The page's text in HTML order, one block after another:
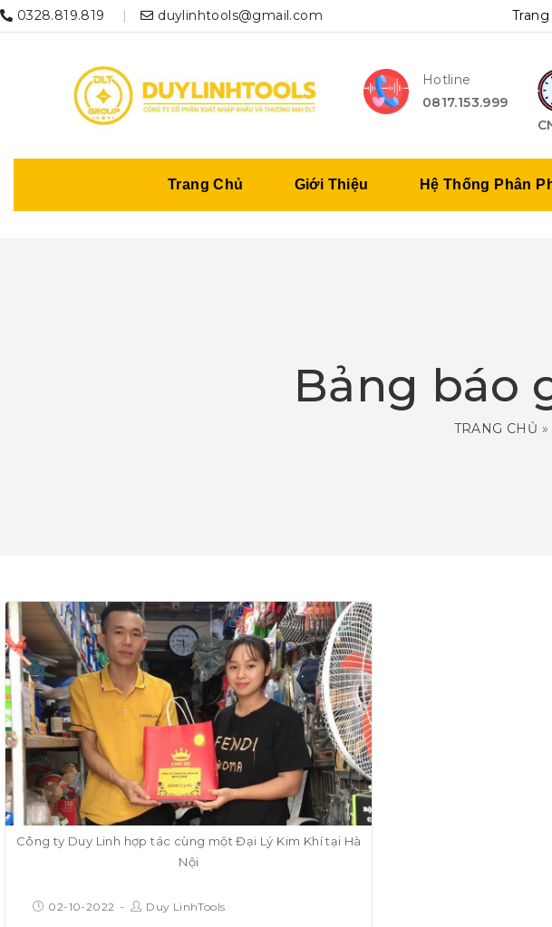
0328.819.819 duylinhtools@gmail.com
Hotline
0817.153.999
Trang Chủ Giới Thiệu Hệ Thống Phân
Bảng báo
TRANG CHỦ »
Công ty Duy Linh hợp tác cùng một Đại Lý Kim Khí tại Hà
Nội
02-10-2022 Duy LinhTools